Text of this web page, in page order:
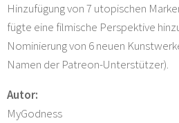
Hinzufügung von 7 utopischen
fügte eine filmische Perspektive
Nominierung von 6 neuen
Namen der Patreon-Unterstützer).
Autor:
MyGodness